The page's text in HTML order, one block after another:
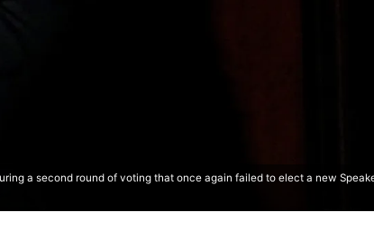
a second round of voting that once again failed to elect a new